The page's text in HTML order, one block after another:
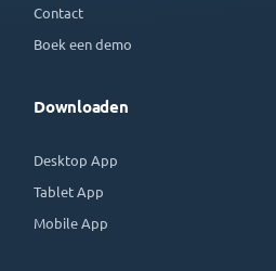
Contact
Boek een demo
Downloaden
Desktop App
Tablet App
Mobile App